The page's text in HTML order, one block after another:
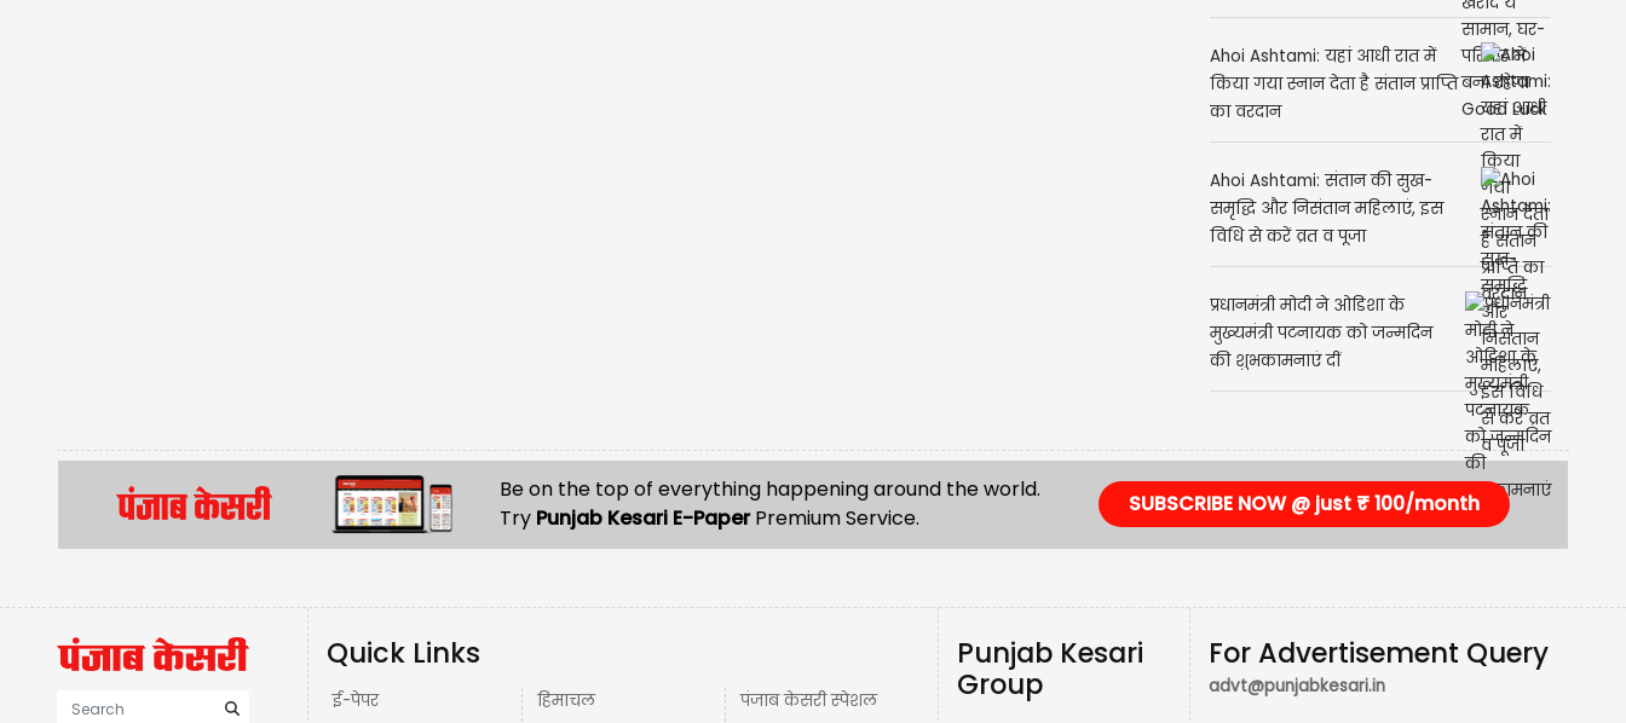
Ahoi Ashtami: यहां आधी रात में
किया गया स्नान देता है संतान प्राप्ति
का वरदान
Ahoi Ashtami: संतान की सुख-
समृद्धि और निसंतान महिलाएं, इस
विधि से करें व्रत व पूजा
प्रधानमंत्री मोदी ने ओडिशा के
मुख्यमंत्री पटनायक को जन्मदिन
की शुभकामनाएं दीं
Be on the top of everything happening around the world.
Try Punjab Kesari E-PaperPremium Service.
SUBSCRIBE NOW @ just ₹ 100/month
Quick Links
ई-पेपर हिमाचल पंजाब केसरी स्पेशल
Punjab Kesari
Group
For Advertisement Query
advt@punjabkesari.in